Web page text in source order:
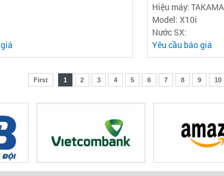
Hiệu máy:
Model: X10i
Nước SX:
Yêu cầu báo giá
First 1 2 3 4 5 6 7 8 9 10